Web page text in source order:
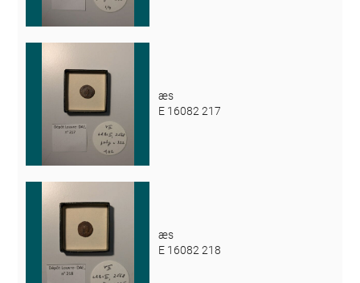
æs
E 16082 217
æs
E 16082 218